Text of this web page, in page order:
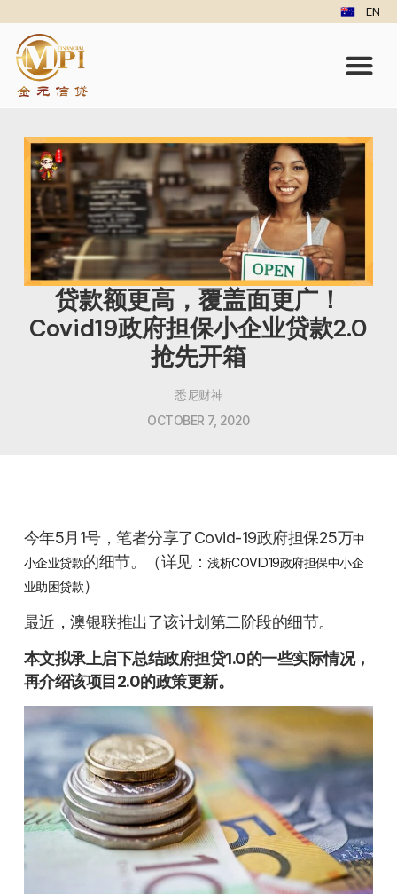
EN
贷款额更高，覆盖面更广！
Covid19政府担保小企业贷款2.0
抢先开箱
悉尼财神
OCTOBER 7, 2020
今年5月1号，笔者分享了Covid-19政府担保25万中
小企业贷款的细节。（详见：浅析COVID19政府担保中小企
业助困贷款）
最近，澳银联推出了该计划第二阶段的细节。
本文拟承上启下总结政府担贷1.0的一些实际情况，
再介绍该项目2.0的政策更新。